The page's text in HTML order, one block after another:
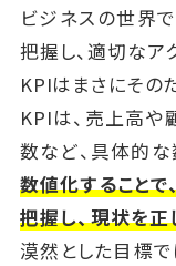
ビジネスの世界
把握し、適切なア
KPIはまさにその
KPIは、売上高や
数など、具体的
数値化すること
把握し、現状を正
漠然とした目標